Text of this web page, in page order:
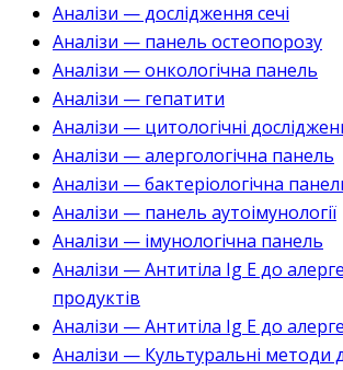
Аналізи — дослідження сечі
Аналізи — панель остеопорозу
Аналізи — онкологічна панель
Аналізи — гепатити
Аналізи — цитологічні
Аналізи — алергологічна панель
Аналізи — бактеріологічна
Аналізи — панель аутоімунології
Аналізи — імунологічна панель
Аналізи — Антитіла Ig E до
продуктів
Аналізи — Антитіла Ig E до
Аналізи — Культуральні методи